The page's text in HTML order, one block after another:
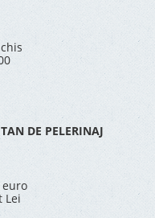
DE PELERINAJ
euro
Lei